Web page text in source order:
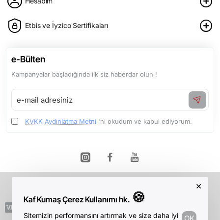
Kaf Kumaş Çerez Kullanımı hk. 🍪
Sitemizin performansını artırmak ve size daha iyi
×
Etbis ve İyzico Sertifikaları
e-Bülten
Kampanyalar başladığında ilk siz haberdar olun !
e-
mail
adresiniz
KVKK Aydınlatma Metni 'ni okudum ve kabul ediyorum.